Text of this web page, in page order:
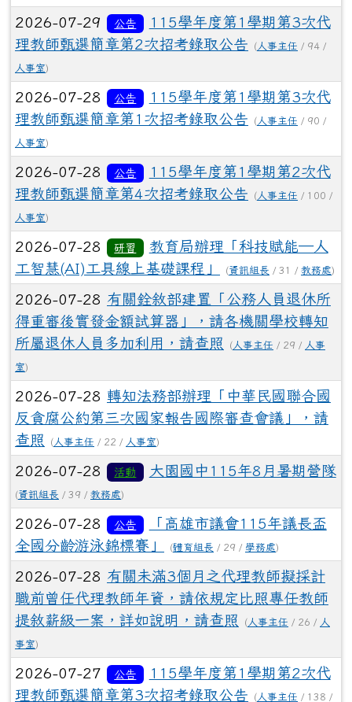
2026-07-29 公告
115學年度第1學期第3次代
理教師甄選簡章第2次招考錄取公告
( 人事主任 / 94 /
人事室)
2026-07-28 公告
115學年度第1學期第3次代
理教師甄選簡章第1次招考錄取公告
( 人事主任 / 90 /
人事室)
2026-07-28 公告
115學年度第1學期第2次代
理教師甄選簡章第4次招考錄取公告
( 人事主任 / 100 /
人事室)
2026-07-28 研習
教育局辦理「科技賦能─人
工智慧(AI)工具線上基礎課程」
(資訊組長 / 31 / 教務處)
2026-07-28 有關銓敘部建置「公務人員退休所
得重審後實發金額試算器」，請各機關學校轉知
所屬退休人員多加利用，請查照
( 人事主任 / 29 / 人事
室)
2026-07-28 轉知法務部辦理「中華民國聯合國
反貪腐公約第三次國家報告國際審查會議」，請
查照
( 人事主任 / 22 / 人事室)
2026-07-28 活動 大園國中115年8月暑期營隊
(資訊組長 / 39 / 教務處)
2026-07-28 公告
「高雄市議會115年議長盃
全國分齡游泳錦標賽」
(體育組長 / 29 / 學務處)
2026-07-28 有關未滿3個月之代理教師擬採計
職前曾任代理教師年資，請依規定比照專任教師
提敘薪級一案，詳如說明，請查照
( 人事主任 / 26 / 人
事室)
2026-07-27 公告
115學年度第1學期第2次代
理教師甄選簡章第3次招考錄取公告
( 人事主任 / 138 /